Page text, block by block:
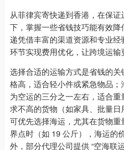
从菲律宾寄快递到香港，在保
下，掌握一些省钱技巧能有效
递凭借丰富的渠道资源和专业
环节实现费用优化，让跨境运输
选择合适的运输方式是省钱的
格高，适合轻小件或紧急物品
为空运的三分之一左右，适合
求不高的货物（如家具、批量日
可优先选择海运，尤其在货物
界点时（如 19 公斤），海运的
外，部分代理公司提供 “空海联